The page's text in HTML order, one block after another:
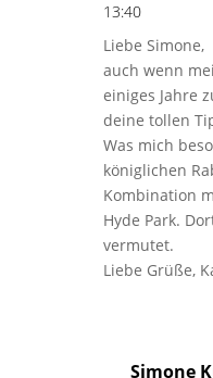
13:40
Liebe Simone,
auch wenn
einiges Jahre
deine tollen
Was mich
königlichen
Kombination
Hyde Park.
vermutet.
Liebe Grüße,
Simone